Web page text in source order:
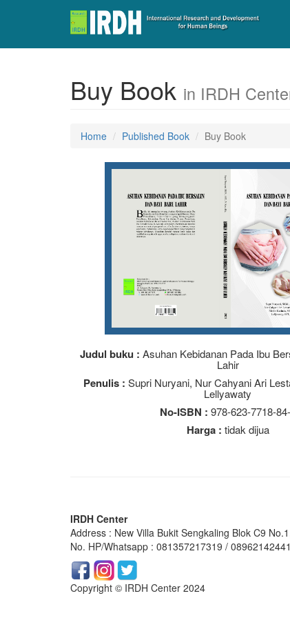
Buy Book in IRDH
Home Published Book Buy Book
Judul buku : Asuhan Kebidanan Pada Ibu
Lahir
Penulis : Supri Nuryani, Nur Cahyani Ari
Lellyawaty
No-ISBN : 978-623-7718-
Harga : tidak dijua
IRDH Center
Address : New Villa Bukit Sengkaling Blok C9
No. HP/Whatsapp : 081357217319 /
Copyright © IRDH Center 2024